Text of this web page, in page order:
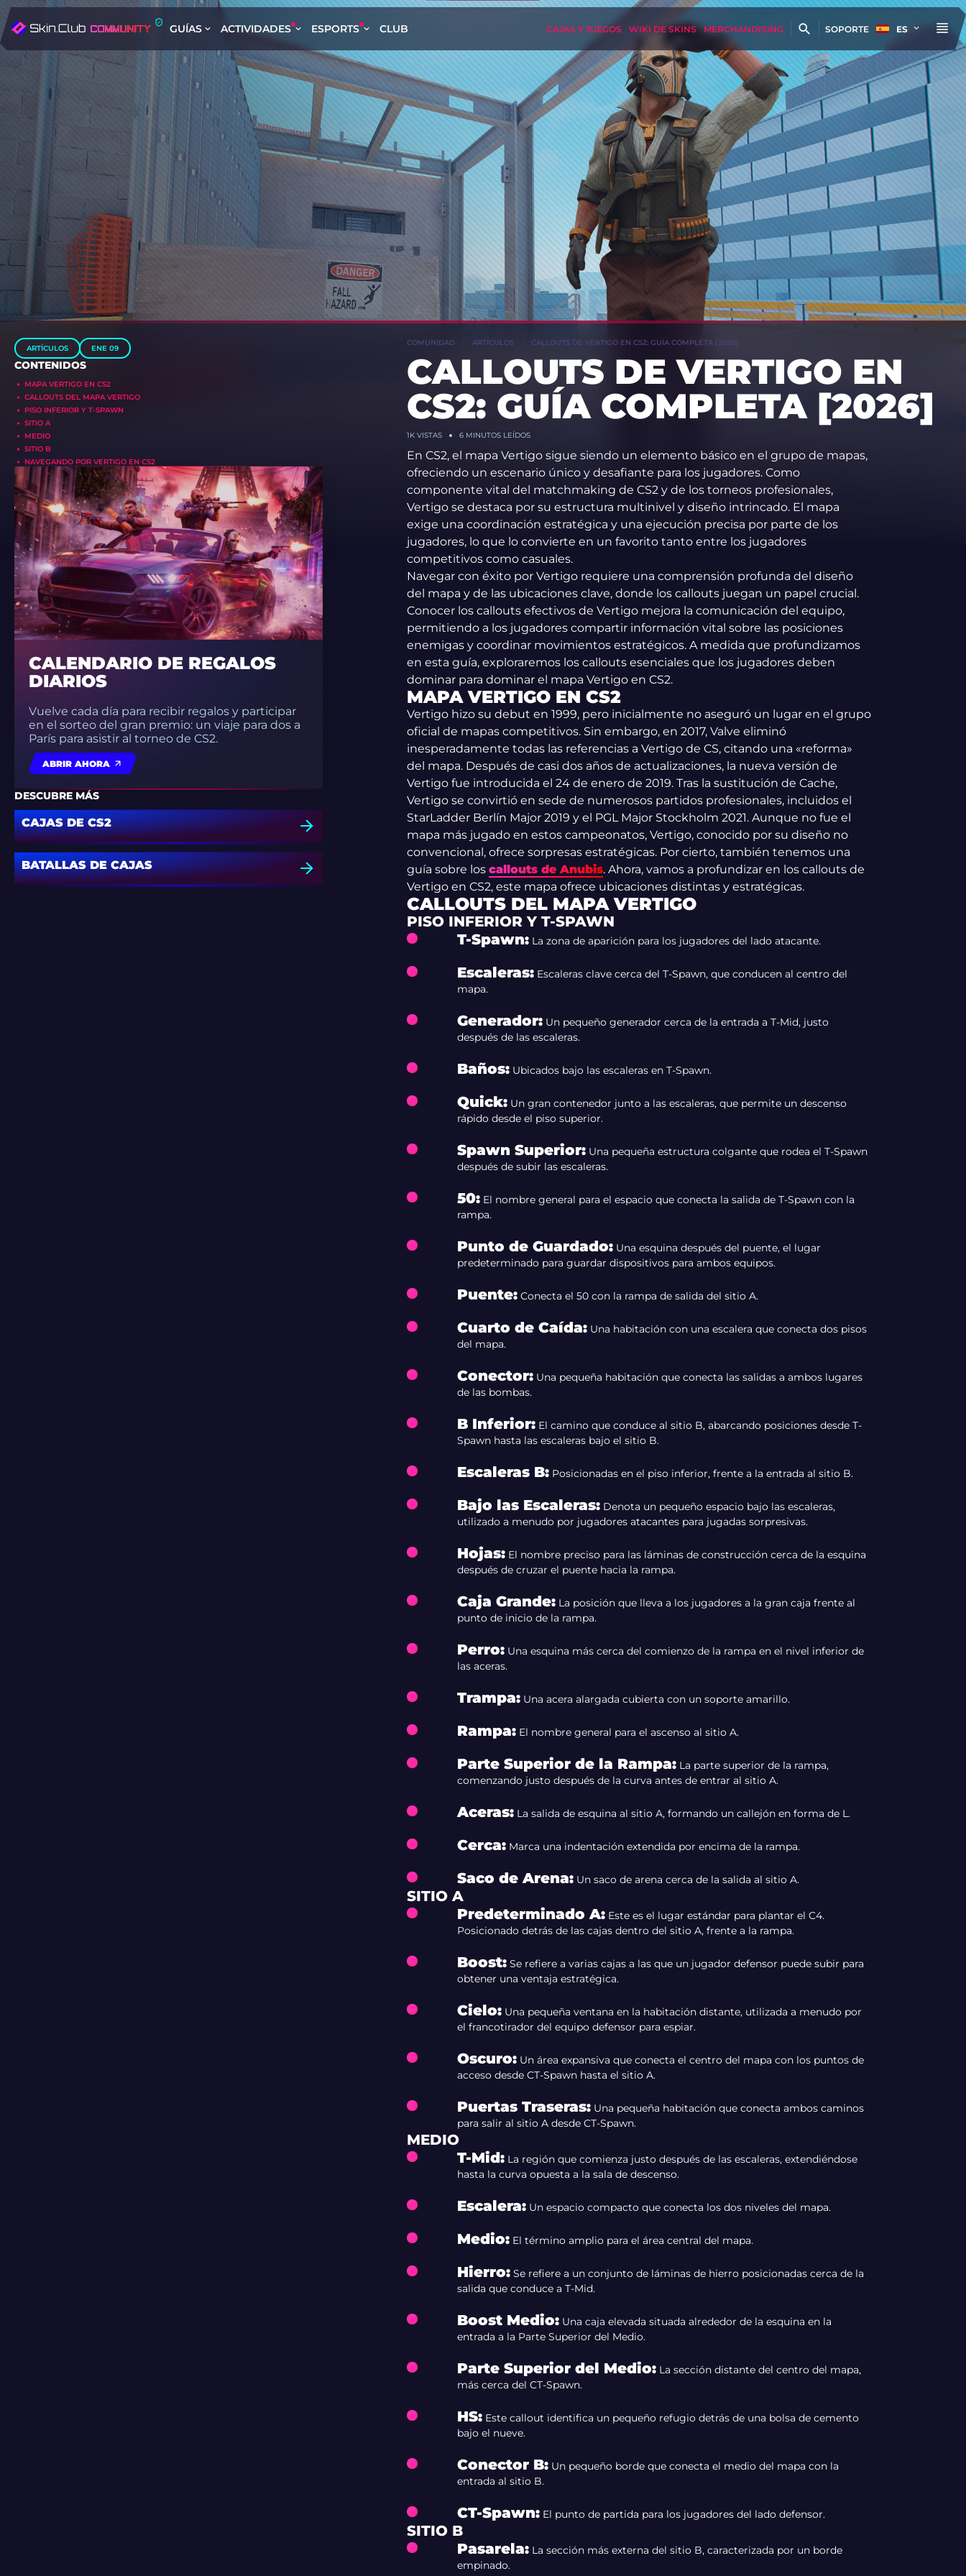
GUÍAS ACTIVIDADES ESPORTS CLUB CAJAS Y JUEGOS WIKI DE SKINS MERCHANDISING SOPORTE ES
ARTÍCULOS ENE 09
CONTENIDOS
MAPA VERTIGO EN CS2
CALLOUTS DEL MAPA VERTIGO
PISO INFERIOR Y T-SPAWN
SITIO A
MEDIO
SITIO B
NAVEGANDO POR VERTIGO EN CS2
CALENDARIO DE REGALOS
DIARIOS
Vuelve cada día para recibir regalos y participar
en el sorteo del gran premio: un viaje para dos a
París para asistir al torneo de CS2.
ABRIR AHORA
DESCUBRE MÁS
CAJAS DE CS2
BATALLAS DE CAJAS
COMUNIDAD ARTÍCULOS CALLOUTS DE VERTIGO EN CS2: GUÍA COMPLETA [2026]
CALLOUTS DE VERTIGO EN
CS2: GUÍA COMPLETA [2026]
1KVISTAS 6 MINUTOS LEÍDOS
En CS2, el mapa Vertigo sigue siendo un elemento básico en el grupo de mapas,
ofreciendo un escenario único y desafiante para los jugadores. Como
componente vital del matchmaking de CS2 y de los torneos profesionales,
Vertigo se destaca por su estructura multinivel y diseño intrincado. El mapa
exige una coordinación estratégica y una ejecución precisa por parte de los
jugadores, lo que lo convierte en un favorito tanto entre los jugadores
competitivos como casuales.
Navegar con éxito por Vertigo requiere una comprensión profunda del diseño
del mapa y de las ubicaciones clave, donde los callouts juegan un papel crucial.
Conocer los callouts efectivos de Vertigo mejora la comunicación del equipo,
permitiendo a los jugadores compartir información vital sobre las posiciones
enemigas y coordinar movimientos estratégicos. A medida que profundizamos
en esta guía, exploraremos los callouts esenciales que los jugadores deben
dominar para dominar el mapa Vertigo en CS2.
MAPA VERTIGO EN CS2
Vertigo hizo su debut en 1999, pero inicialmente no aseguró un lugar en el grupo
oficial de mapas competitivos. Sin embargo, en 2017, Valve eliminó
inesperadamente todas las referencias a Vertigo de CS, citando una «reforma»
del mapa. Después de casi dos años de actualizaciones, la nueva versión de
Vertigo fue introducida el 24 de enero de 2019. Tras la sustitución de Cache,
Vertigo se convirtió en sede de numerosos partidos profesionales, incluidos el
StarLadder Berlín Major 2019 y el PGL Major Stockholm 2021. Aunque no fue el
mapa más jugado en estos campeonatos, Vertigo, conocido por su diseño no
convencional, ofrece sorpresas estratégicas. Por cierto, también tenemos una
guía sobre los callouts de Anubis. Ahora, vamos a profundizar en los callouts de
Vertigo en CS2, este mapa ofrece ubicaciones distintas y estratégicas.
CALLOUTS DEL MAPA VERTIGO
PISO INFERIOR Y T-SPAWN
T-Spawn:La zona de aparición para los jugadores del lado atacante.
Escaleras:Escaleras clave cerca del T-Spawn, que conducen al centro del
mapa.
Generador:Un pequeño generador cerca de la entrada a T-Mid, justo
después de las escaleras.
Baños:Ubicados bajo las escaleras en T-Spawn.
Quick:Un gran contenedor junto a las escaleras, que permite un descenso
rápido desde el piso superior.
Spawn Superior:Una pequeña estructura colgante que rodea el T-Spawn
después de subir las escaleras.
50:El nombre general para el espacio que conecta la salida de T-Spawn con la
rampa.
Punto de Guardado:Una esquina después del puente, el lugar
predeterminado para guardar dispositivos para ambos equipos.
Puente:Conecta el 50 con la rampa de salida del sitio A.
Cuarto de Caída:Una habitación con una escalera que conecta dos pisos
del mapa.
Conector:Una pequeña habitación que conecta las salidas a ambos lugares
de las bombas.
B Inferior:El camino que conduce al sitio B, abarcando posiciones desde T-
Spawn hasta las escaleras bajo el sitio B.
Escaleras B:Posicionadas en el piso inferior, frente a la entrada al sitio B.
Bajo las Escaleras:Denota un pequeño espacio bajo las escaleras,
utilizado a menudo por jugadores atacantes para jugadas sorpresivas.
Hojas:El nombre preciso para las láminas de construcción cerca de la esquina
después de cruzar el puente hacia la rampa.
Caja Grande:La posición que lleva a los jugadores a la gran caja frente al
punto de inicio de la rampa.
Perro:Una esquina más cerca del comienzo de la rampa en el nivel inferior de
las aceras.
Trampa:Una acera alargada cubierta con un soporte amarillo.
Rampa:El nombre general para el ascenso al sitio A.
Parte Superior de la Rampa:La parte superior de la rampa,
comenzando justo después de la curva antes de entrar al sitio A.
Aceras:La salida de esquina al sitio A, formando un callejón en forma de L.
Cerca:Marca una indentación extendida por encima de la rampa.
Saco de Arena:Un saco de arena cerca de la salida al sitio A.
SITIO A
Predeterminado A:Este es el lugar estándar para plantar el C4.
Posicionado detrás de las cajas dentro del sitio A, frente a la rampa.
Boost:Se refiere a varias cajas a las que un jugador defensor puede subir para
obtener una ventaja estratégica.
Cielo:Una pequeña ventana en la habitación distante, utilizada a menudo por
el francotirador del equipo defensor para espiar.
Oscuro:Un área expansiva que conecta el centro del mapa con los puntos de
acceso desde CT-Spawn hasta el sitio A.
Puertas Traseras:Una pequeña habitación que conecta ambos caminos
para salir al sitio A desde CT-Spawn.
MEDIO
T-Mid:La región que comienza justo después de las escaleras, extendiéndose
hasta la curva opuesta a la sala de descenso.
Escalera:Un espacio compacto que conecta los dos niveles del mapa.
Medio:El término amplio para el área central del mapa.
Hierro:Se refiere a un conjunto de láminas de hierro posicionadas cerca de la
salida que conduce a T-Mid.
Boost Medio:Una caja elevada situada alrededor de la esquina en la
entrada a la Parte Superior del Medio.
Parte Superior del Medio:La sección distante del centro del mapa,
más cerca del CT-Spawn.
HS:Este callout identifica un pequeño refugio detrás de una bolsa de cemento
bajo el nueve.
Conector B:Un pequeño borde que conecta el medio del mapa con la
entrada al sitio B.
CT-Spawn:El punto de partida para los jugadores del lado defensor.
SITIO B
Pasarela:La sección más externa del sitio B, caracterizada por un borde
empinado.